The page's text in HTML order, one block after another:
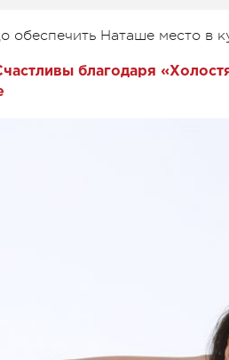
обеспечить Наташе место в
благодаря